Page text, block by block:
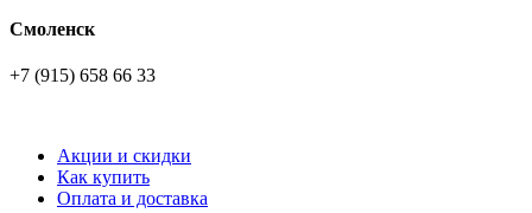
Смоленск
+7 (915) 658 66 33
Акции и скидки
Как купить
Оплата и доставка